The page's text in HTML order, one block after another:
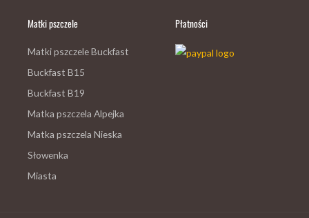
Matki pszczele
Matki pszczele Buckfast
Buckfast B15
Buckfast B19
Matka pszczela Alpejka
Matka pszczela Nieska
Słowenka
Miasta
Płatności